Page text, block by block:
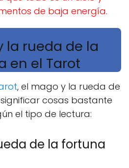
de baja energía.
la rueda de la
en el Tarot
, el mago y la rueda de
cosas bastante
el tipo de lectura:
de la fortuna